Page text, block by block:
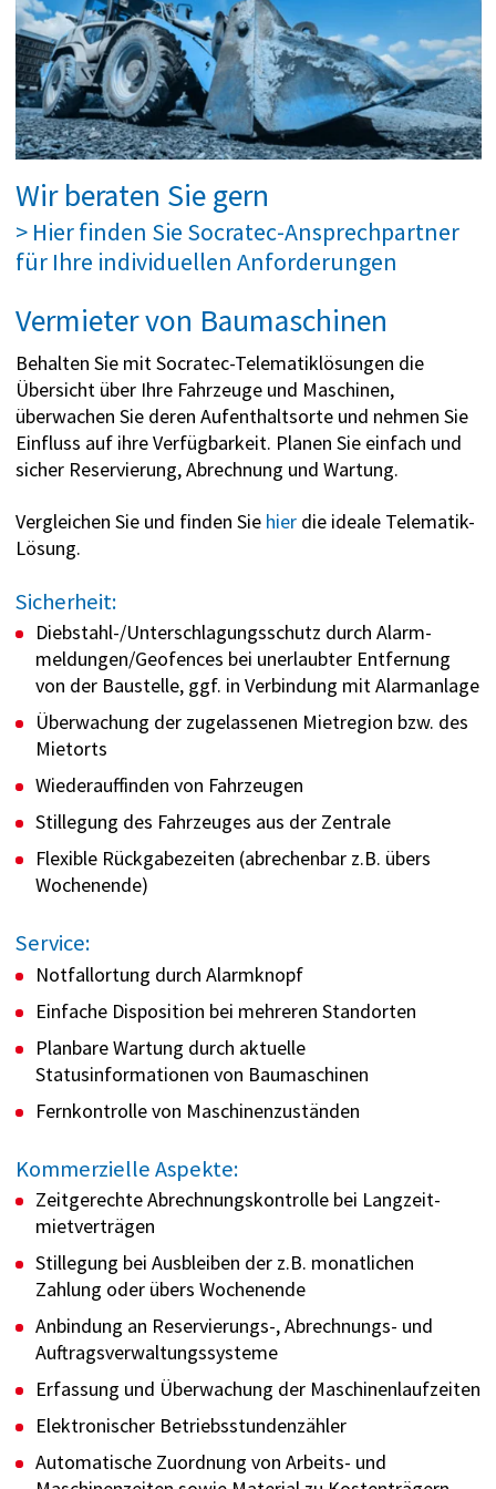
Wir beraten Sie gern
> Hier finden Sie Socratec-Ansprechpartner
für Ihre individuellen Anforderungen
Vermieter von Baumaschinen
Behalten Sie mit Socratec-Telematiklösungen die
Übersicht über Ihre Fahrzeuge und Maschinen,
überwachen Sie deren Aufenthaltsorte und nehmen Sie
Einfluss auf ihre Verfügbarkeit. Planen Sie einfach und
sicher Reservierung, Abrechnung und Wartung.
Vergleichen Sie und finden Sie hierdie ideale Telematik-
Lösung.
Sicherheit:
Diebstahl-/Unterschlagungsschutz durch Alarm­
meldungen/Geofences bei unerlaubter Entfernung
von der Baustelle, ggf. in Verbindung mit Alarmanlage
Überwachung der zugelassenen Mietregion bzw. des
Mietorts
Wiederauffinden von Fahrzeugen
Stillegung des Fahrzeuges aus der Zentrale
Flexible Rückgabezeiten (abrechenbar z.B. übers
Wochenende)
Service:
Notfallortung durch Alarmknopf
Einfache Disposition bei mehreren Standorten
Planbare Wartung durch aktuelle
Statusinformationen von Baumaschinen
Fernkontrolle von Maschinenzuständen
Kommerzielle Aspekte:
Zeitgerechte Abrechnungskontrolle bei Langzeit­
mietverträgen
Stillegung bei Ausbleiben der z.B. monatlichen
Zahlung oder übers Wochenende
Anbindung an Reservierungs-, Abrechnungs- und
Auftragsverwaltungssysteme
Erfassung und Überwachung der Maschinenlaufzeiten
Elektronischer Betriebsstundenzähler
Automatische Zuordnung von Arbeits- und